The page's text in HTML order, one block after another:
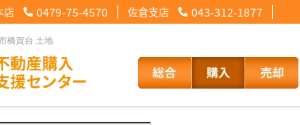
橋賀台 土地
店 0479-75-4570 佐倉支店 043-312-1877
ンメニュー】
メニュー】
メニュー】